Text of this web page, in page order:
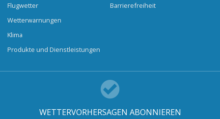
Flugwetter
Wetterwarnungen
Klima
Produkte und Dienstleistungen
Barrierefreiheit
WETTERVORHERSAGEN ABONNIEREN